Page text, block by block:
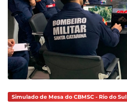
Simulado de Mesa do CBMSC - Rio do Sul